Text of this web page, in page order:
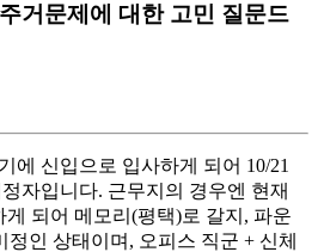
거문제에 대한 고민 질문드
에 신입으로 입사하게 되어 10/21
자입니다. 근무지의 경우엔 현재
되어 메모리(평택)로 갈지, 파운
인 상태이며, 오피스 직군 + 신체